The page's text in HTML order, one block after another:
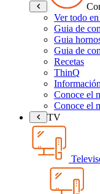
Ver todo
Guia de
Guia
Guia de
Recetas
ThinQ
Conoce el
Conoce el
TV